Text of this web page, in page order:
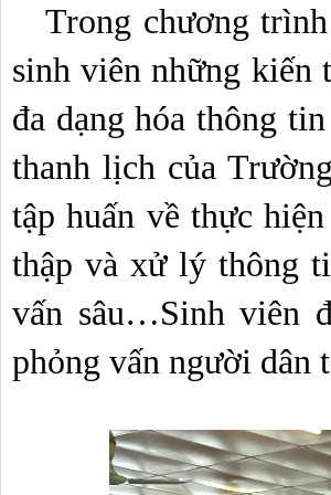
   Trong chương trình thực hành, các thầy cô đã hướng dẫn
sinh viên những kiến
đa dạng hóa thông
thanh lịch của
tập huấn về thực
thập và xử lý thông
vấn sâu…Sinh viên
phỏng vấn người dân